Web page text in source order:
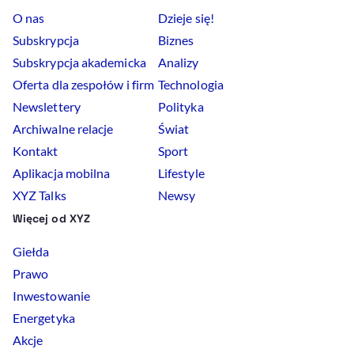
O nas
Subskrypcja
Subskrypcja akademicka
Oferta dla zespołów i firm
Newslettery
Archiwalne relacje
Kontakt
Aplikacja mobilna
XYZ Talks
Dzieje się!
Biznes
Analizy
Technologia
Polityka
Świat
Sport
Lifestyle
Newsy
Więcej od XYZ
Giełda
Prawo
Inwestowanie
Energetyka
Akcje